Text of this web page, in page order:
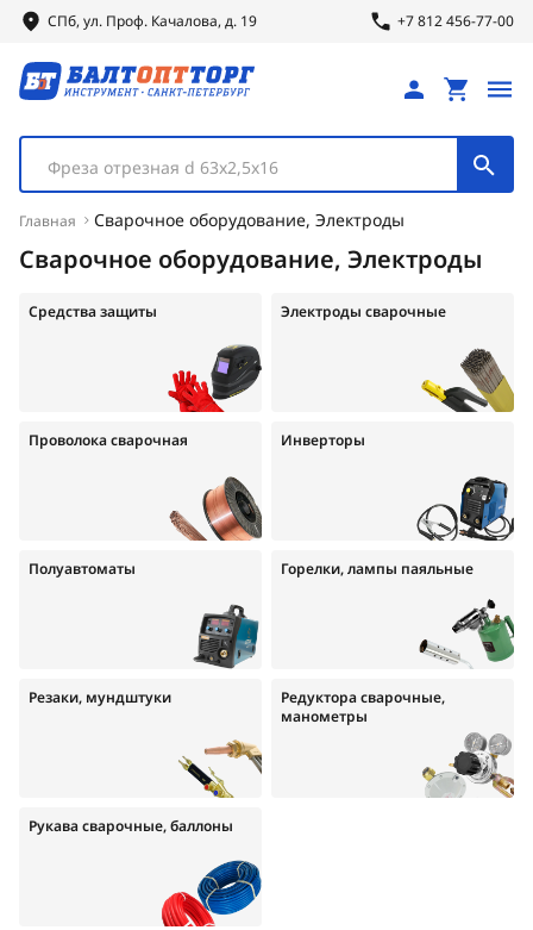
СПб, ул. Проф. Качалова, д. 19 +7 812 456-77-00
Фреза отрезная d 63х2,5х16
Главная Сварочное оборудование, Электроды
Сварочное оборудование, Электроды
Средства защиты Электроды сварочные
Проволока сварочная Инверторы
Полуавтоматы Горелки, лампы паяльные
Резаки, мундштуки
Редуктора сварочные,
манометры
Рукава сварочные, баллоны